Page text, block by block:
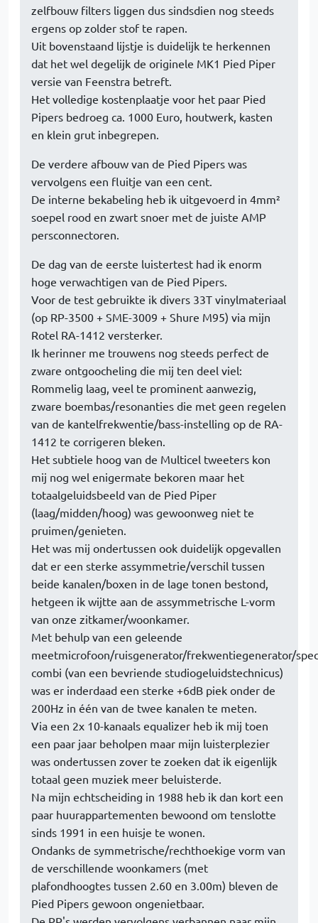
zelfbouw filters liggen dus sindsdien nog steeds
ergens op zolder stof te rapen.
Uit bovenstaand lijstje is duidelijk te herkennen
dat het wel degelijk de originele MK1 Pied Piper
versie van Feenstra betreft.
Het volledige kostenplaatje voor het paar Pied
Pipers bedroeg ca. 1000 Euro, houtwerk, kasten
en klein grut inbegrepen.
De verdere afbouw van de Pied Pipers was
vervolgens een fluitje van een cent.
De interne bekabeling heb ik uitgevoerd in 4mm²
soepel rood en zwart snoer met de juiste AMP
persconnectoren.
De dag van de eerste luistertest had ik enorm
hoge verwachtigen van de Pied Pipers.
Voor de test gebruikte ik divers 33T vinylmateriaal
(op RP-3500 + SME-3009 + Shure M95) via mijn
Rotel RA-1412 versterker.
Ik herinner me trouwens nog steeds perfect de
zware ontgoocheling die mij ten deel viel:
Rommelig laag, veel te prominent aanwezig,
zware boembas/resonanties die met geen regelen
van de kantelfrekwentie/bass-instelling op de RA-
1412 te corrigeren bleken.
Het subtiele hoog van de Multicel tweeters kon
mij nog wel enigermate bekoren maar het
totaalgeluidsbeeld van de Pied Piper
(laag/midden/hoog) was gewoonweg niet te
pruimen/genieten.
Het was mij ondertussen ook duidelijk opgevallen
dat er een sterke assymmetrie/verschil tussen
beide kanalen/boxen in de lage tonen bestond,
hetgeen ik wijtte aan de assymmetrische L-vorm
van onze zitkamer/woonkamer.
Met behulp van een geleende
meetmicrofoon/ruisgenerator/frekwentiegenerator/
combi (van een bevriende studiogeluidstechnicus)
was er inderdaad een sterke +6dB piek onder de
200Hz in één van de twee kanalen te meten.
Via een 2x 10-kanaals equalizer heb ik mij toen
een paar jaar beholpen maar mijn luisterplezier
was ondertussen zover te zoeken dat ik eigenlijk
totaal geen muziek meer beluisterde.
Na mijn echtscheiding in 1988 heb ik dan kort een
paar huurappartementen bewoond om tenslotte
sinds 1991 in een huisje te wonen.
Ondanks de symmetrische/rechthoekige vorm van
de verschillende woonkamers (met
plafondhoogtes tussen 2.60 en 3.00m) bleven de
Pied Pipers gewoon ongenietbaar.